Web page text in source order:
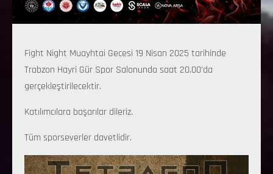
Fight Night Muayhtai Gecesi 19 Nisan 2025 tarihinde
Trabzon Hayri Gür Spor Salonunda saat 20.00’da
gerçekleştirilecektir.
Katılımcılara başarılar dileriz.
Tüm sporseverler davetlidir.